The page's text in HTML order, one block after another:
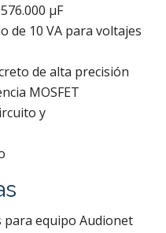
μF
de 10 VA para voltajes
de alta precisión
MOSFET
y
para equipo Audionet